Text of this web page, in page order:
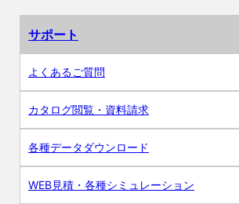
サポート
よくあるご質問
カタログ閲覧・資料請求
各種データダウンロード
WEB見積・各種シミュレーション